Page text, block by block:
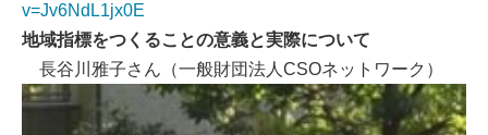
v=Jv6NdL1jx0E
地域指標をつくることの意義と実際について
長谷川雅子さん（一般財団法人CSOネットワーク）